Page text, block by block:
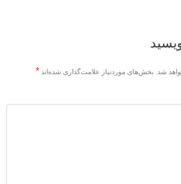
شد. بخش‌های موردنیاز علامت‌گذاری شده‌اند *